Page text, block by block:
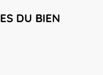
DU BIEN